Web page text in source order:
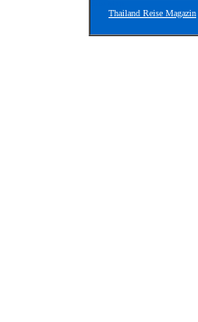
Thailand Reise Magazin